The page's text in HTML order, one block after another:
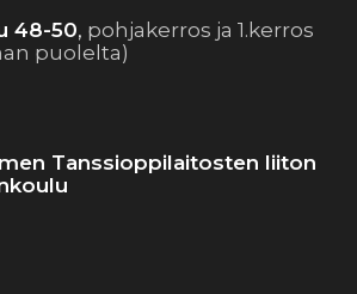
48-50, pohjakerros ja 1.kerros
puolelta)
Tanssioppilaitosten liiton